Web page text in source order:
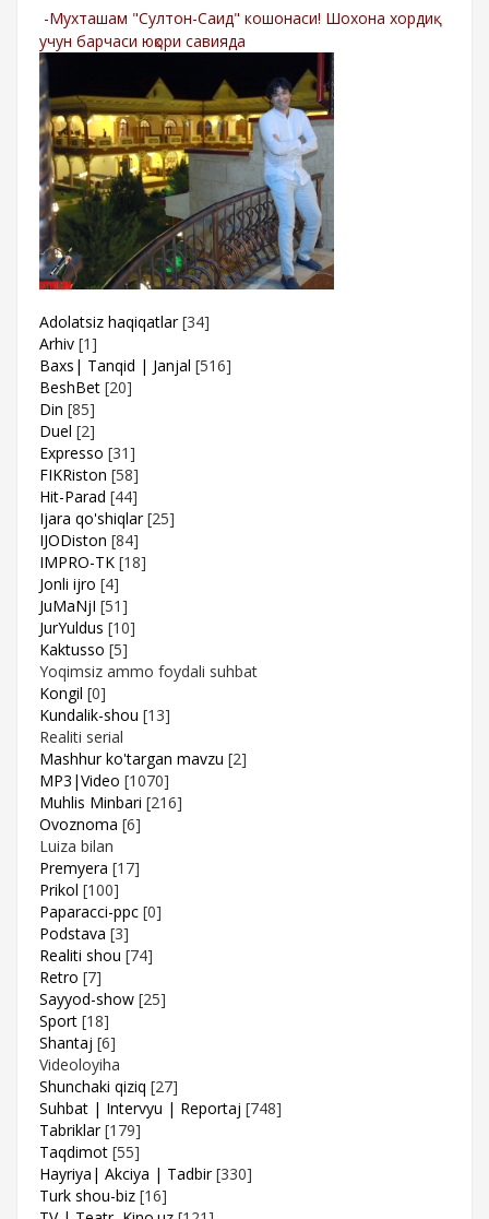
-Мухташам "Султон-Саид" кошонаси! Шохона хордиқ
учун барчаси юқори савияда
Adolatsiz haqiqatlar [34]
Arhiv [1]
Baxs| Tanqid | Janjal [516]
BeshBet [20]
Din [85]
Duel [2]
Expresso [31]
FIKRiston [58]
Hit-Parad [44]
Ijara qo'shiqlar [25]
IJODiston [84]
IMPRO-TK [18]
Jonli ijro [4]
JuMaNjI [51]
JurYuldus [10]
Kaktusso [5]
Yoqimsiz ammo foydali suhbat
Kongil [0]
Kundalik-shou [13]
Realiti serial
Mashhur ko'targan mavzu [2]
MP3|Video [1070]
Muhlis Minbari [216]
Ovoznoma [6]
Luiza bilan
Premyera [17]
Prikol [100]
Paparacci-ppc [0]
Podstava [3]
Realiti shou [74]
Retro [7]
Sayyod-show [25]
Sport [18]
Shantaj [6]
Videoloyiha
Shunchaki qiziq [27]
Suhbat | Intervyu | Reportaj [748]
Tabriklar [179]
Taqdimot [55]
Hayriya| Akciya | Tadbir [330]
Turk shou-biz [16]